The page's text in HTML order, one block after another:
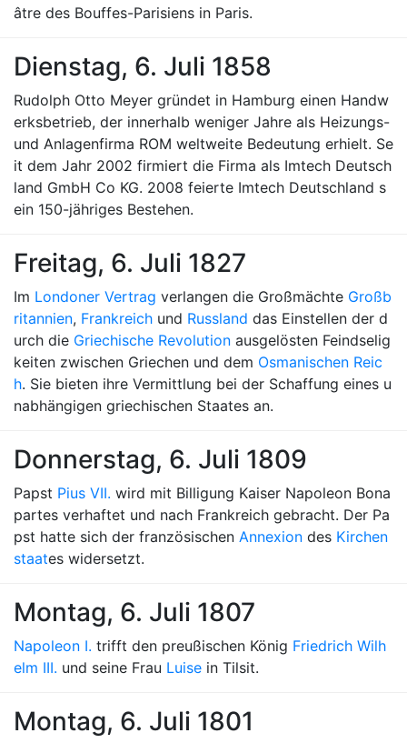
âtre des Bouffes-Parisiens in Paris.
Dienstag, 6. Juli 1858
Rudolph Otto Meyer gründet in Hamburg einen Handw
erksbetrieb, der innerhalb weniger Jahre als Heizungs-
und Anlagenfirma ROM weltweite Bedeutung erhielt. Se
it dem Jahr 2002 firmiert die Firma als Imtech Deutsch
land GmbH Co KG. 2008 feierte Imtech Deutschland s
ein 150-jähriges Bestehen.
Freitag, 6. Juli 1827
Im Londoner Vertrag verlangen die Großmächte Großb
ritannien, Frankreich und Russland das Einstellen der d
urch die Griechische Revolution ausgelösten Feindselig
keiten zwischen Griechen und dem Osmanischen Reic
h. Sie bieten ihre Vermittlung bei der Schaffung eines u
nabhängigen griechischen Staates an.
Donnerstag, 6. Juli 1809
Papst Pius VII. wird mit Billigung Kaiser Napoleon Bona
partes verhaftet und nach Frankreich gebracht. Der Pa
pst hatte sich der französischen Annexion des Kirchen
staates widersetzt.
Montag, 6. Juli 1807
Napoleon I. trifft den preußischen König Friedrich Wilh
elm III. und seine Frau Luise in Tilsit.
Montag, 6. Juli 1801